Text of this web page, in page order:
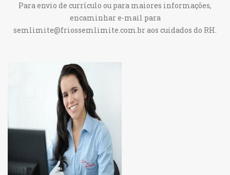
Para envio de currículo ou para maiores informações,
encaminhar e-mail para
semlimite@friossemlimite.com.br aos cuidados do RH.